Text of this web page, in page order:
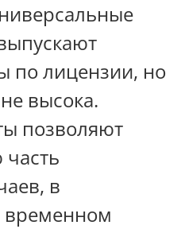
по лицензии, но
высока.
позволяют
в
временном